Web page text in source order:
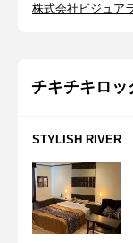
株式会社ビジュア
チキチキロッ
STYLISH RIVER